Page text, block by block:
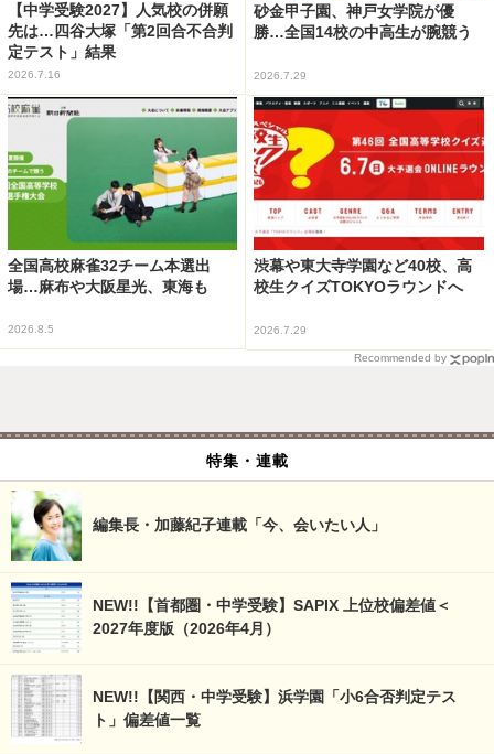
【中学受験2027】人気校の併願
先は…四谷大塚「第2回合不合判
定テスト」結果
2026.7.16
砂金甲子園、神戸女学院が優
勝…全国14校の中高生が腕競う
2026.7.29
全国高校麻雀32チーム本選出
場…麻布や大阪星光、東海も
2026.8.5
渋幕や東大寺学園など40校、高
校生クイズTOKYOラウンドへ
2026.7.29
Recommended by
特集・連載
編集長・加藤紀子連載「今、会いたい人」
NEW!!【首都圏・中学受験】SAPIX 上位校偏差値＜
2027年度版（2026年4月）
NEW!!【関西・中学受験】浜学園「小6合否判定テス
ト」偏差値一覧